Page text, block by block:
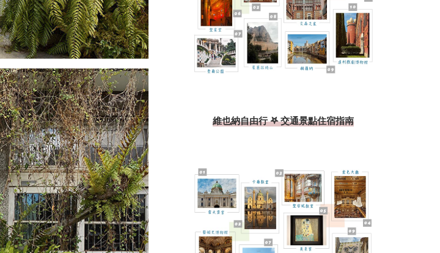
維也納自由行 𖤐 交通景點住宿指南